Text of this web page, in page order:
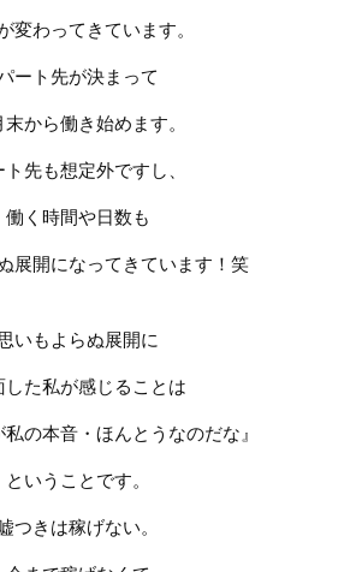
変わってきています。
ート先が決まって
末から働き始めます。
ト先も想定外ですし、
働く時間や日数も
展開になってきています！笑
いもよらぬ展開に
した私が感じることは
私の本音・ほんとうなのだな』
ということです。
つきは稼げない。